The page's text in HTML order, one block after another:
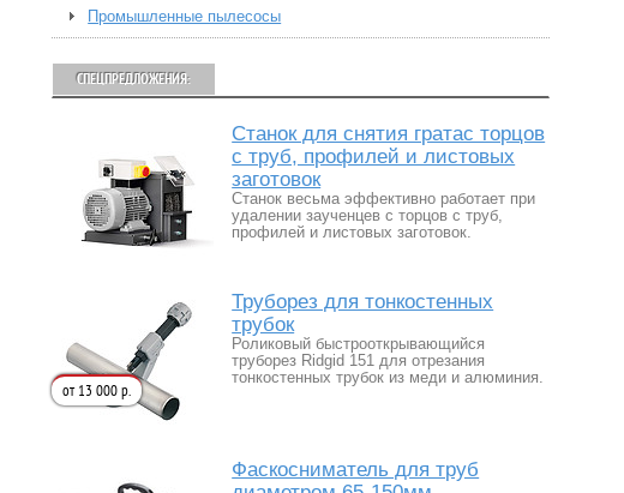
Промышленные пылесосы
СПЕЦПРЕДЛОЖЕНИЯ:
Станок для снятия гратас торцов
с труб, профилей и листовых
заготовок
Станок весьма эффективно работает при
удалении заученцев с торцов с труб,
профилей и листовых заготовок.
Труборез для тонкостенных
трубок
Роликовый быстрооткрывающийся
труборез Ridgid 151 для отрезания
тонкостенных трубок из меди и алюминия.
от 13 000 р.
Фаскосниматель для труб